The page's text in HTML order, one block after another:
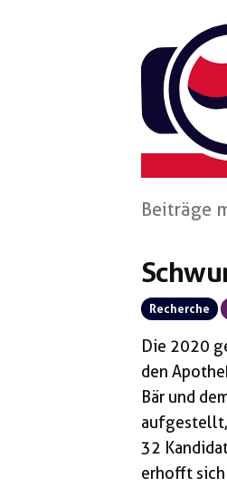
Beiträge
Recherche
Die 2020
den
Bär und
aufgestellt,
32
erhofft sich